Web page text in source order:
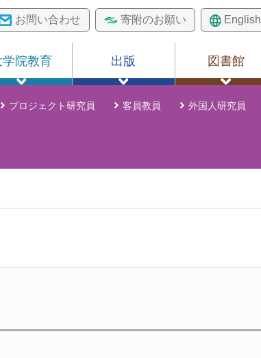
お問い合わせ 寄附のお願い English
学院教育 出版 図書館
プロジェクト研究員 客員教員 外国人研究員